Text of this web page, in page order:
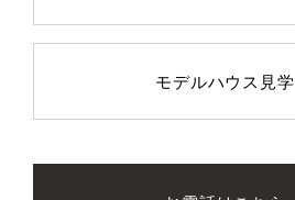
モデルハウス見学